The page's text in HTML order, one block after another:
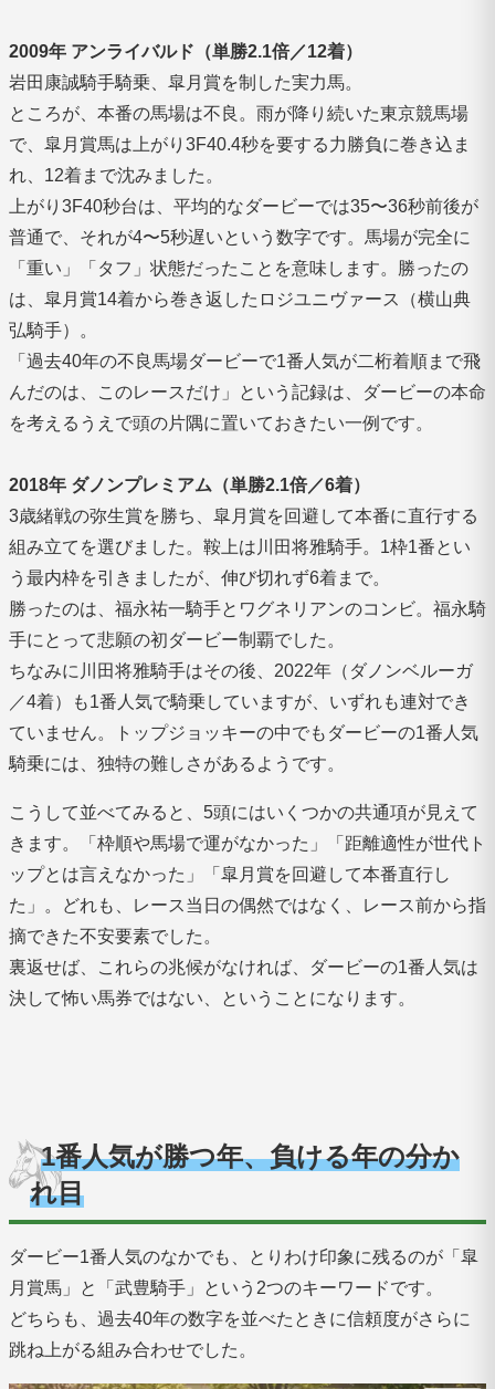
2009年 アンライバルド（単勝2.1倍／12着）
岩田康誠騎手騎乗、皐月賞を制した実力馬。
ところが、本番の馬場は不良。雨が降り続いた東京競馬場
で、皐月賞馬は上がり3F40.4秒を要する力勝負に巻き込ま
れ、12着まで沈みました。
上がり3F40秒台は、平均的なダービーでは35〜36秒前後が
普通で、それが4〜5秒遅いという数字です。馬場が完全に
「重い」「タフ」状態だったことを意味します。勝ったの
は、皐月賞14着から巻き返したロジユニヴァース（横山典
弘騎手）。
「過去40年の不良馬場ダービーで1番人気が二桁着順まで飛
んだのは、このレースだけ」という記録は、ダービーの本命
を考えるうえで頭の片隅に置いておきたい一例です。
2018年 ダノンプレミアム（単勝2.1倍／6着）
3歳緒戦の弥生賞を勝ち、皐月賞を回避して本番に直行する
組み立てを選びました。鞍上は川田将雅騎手。1枠1番とい
う最内枠を引きましたが、伸び切れず6着まで。
勝ったのは、福永祐一騎手とワグネリアンのコンビ。福永騎
手にとって悲願の初ダービー制覇でした。
ちなみに川田将雅騎手はその後、2022年（ダノンベルーガ
／4着）も1番人気で騎乗していますが、いずれも連対でき
ていません。トップジョッキーの中でもダービーの1番人気
騎乗には、独特の難しさがあるようです。
こうして並べてみると、5頭にはいくつかの共通項が見えて
きます。「枠順や馬場で運がなかった」「距離適性が世代ト
ップとは言えなかった」「皐月賞を回避して本番直行し
た」。どれも、レース当日の偶然ではなく、レース前から指
摘できた不安要素でした。
裏返せば、これらの兆候がなければ、ダービーの1番人気は
決して怖い馬券ではない、ということになります。
1番人気が勝つ年、負ける年の分か
れ目
ダービー1番人気のなかでも、とりわけ印象に残るのが「皐
月賞馬」と「武豊騎手」という2つのキーワードです。
どちらも、過去40年の数字を並べたときに信頼度がさらに
跳ね上がる組み合わせでした。